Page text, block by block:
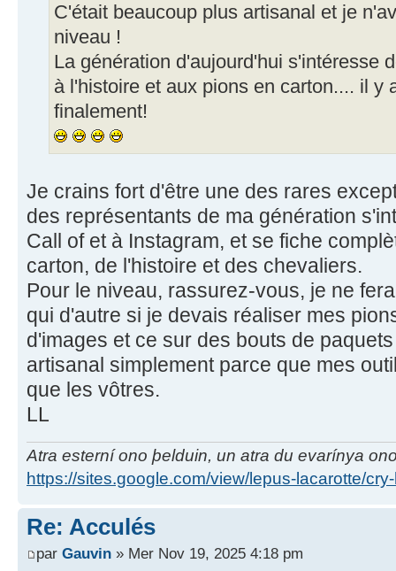
C'était beaucoup plus artisanal et je
niveau !
La génération d'aujourd'hui s'intéresse
à l'histoire et aux pions en carton.... il y
finalement!
Je crains fort d'être une des rares
des représentants de ma génération
Call of et à Instagram, et se fiche
carton, de l'histoire et des chevaliers.
Pour le niveau, rassurez-vous, je ne
qui d'autre si je devais réaliser mes
d'images et ce sur des bouts de
artisanal simplement parce que mes
que les vôtres.
LL
Atra esterní ono þelduin, un atra du evarínya
https://sites.google.com/view/lepus-lacarotte/
Re: Acculés
par Gauvin » Mer Nov 19, 2025 4:18 pm